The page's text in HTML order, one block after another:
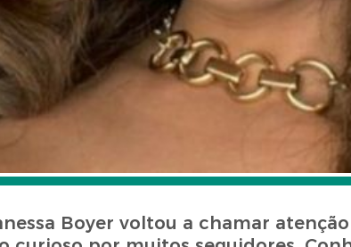
Boyer voltou a chamar